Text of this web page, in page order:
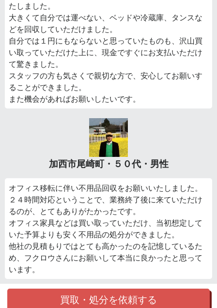
たしました。
大きくて自分では運べない、ベッドや冷蔵庫、タンスな
どを回収していただけました。
自分では１円にもならないと思っていたものも、沢山買
い取っていただけた上に、現金ですぐにお支払いただけ
て驚きました。
スタッフの方も気さくで親切な方で、安心してお願いす
ることができました。
また機会があればお願いしたいです。
加西市尾崎町・５０代・男性
オフィス移転に伴い不用品回収をお願いいたしました。
２４時間対応ということで、業務終了後に来ていただけ
るのが、とてもありがたかったです。
オフィス家具などは買い取っていただけ、当初想定して
いた予算よりも安く不用品の処分ができました。
他社の見積もりではとても高かったのを記憶しているた
め、フクロウさんにお願いして本当に良かったと思って
います。
買取・処分を依頼する